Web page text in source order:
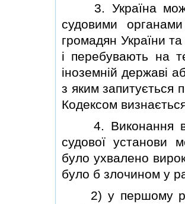
3. Україна може
судовими
громадян України
i перебувають на
iноземнiй державi
з яким запитується
Кодексом
4. Виконання в
судової установи
було ухвалено
було б злочином у
2) у першому